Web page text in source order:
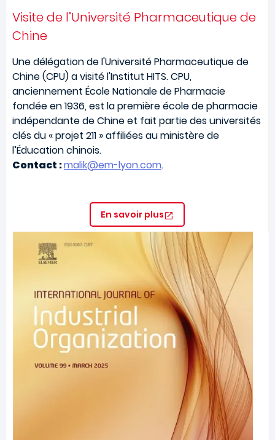
Visite de l’Université Pharmaceutique de
Chine
Une délégation de l'Université Pharmaceutique de
Chine (CPU) a visité l'Institut HITS. CPU,
anciennement École Nationale de Pharmacie
fondée en 1936, est la première école de pharmacie
indépendante de Chine et fait partie des universités
clés du « projet 211 » affiliées au ministère de
l’Éducation chinois.
Contact :malik@em-lyon.com.
En savoir plus